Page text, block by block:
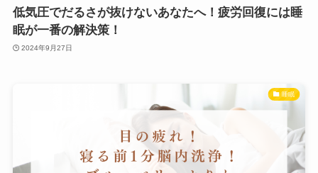
低気圧でだるさが抜けないあなたへ！疲労回復には睡
眠が一番の解決策！
2024年9月27日
睡眠